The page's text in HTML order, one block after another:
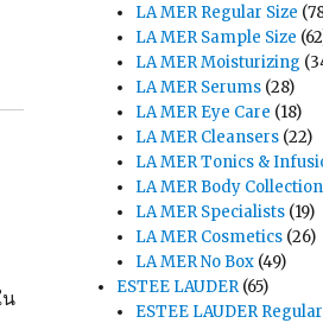
น
LA MER Regular Size
LA MER Sample Size
LA MER Moisturizing
LA MER Serums (28)
LA MER Eye Care (18)
LA MER Cleansers (22)
LA MER Tonics &
LA MER Body Collection
LA MER Specialists (19)
LA MER Cosmetics (26)
LA MER No Box (49)
ESTEE LAUDER (65)
ESTEE LAUDER